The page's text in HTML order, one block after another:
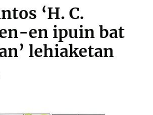
‘H. C.
en ipuin bat
lehiaketan